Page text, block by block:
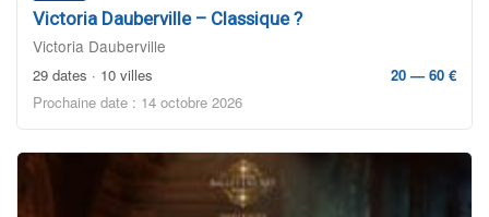
Victoria Dauberville – Classique ?
Victoria Dauberville
29 dates · 10 villes
20 — 60 €
Prochaine date : 14 octobre 2026